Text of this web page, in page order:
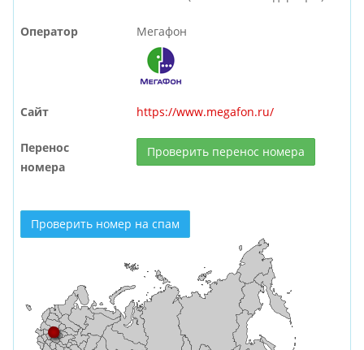
Оператор Мегафон
Сайт https://www.megafon.ru/
Перенос
номера
Проверить перенос номера
Проверить номер на спам